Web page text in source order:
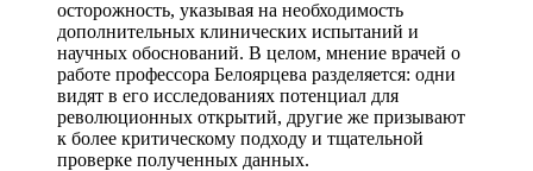
осторожность, указывая на необходимость
дополнительных клинических испытаний и
научных обоснований. В целом, мнение врачей о
работе профессора Белоярцева разделяется: одни
видят в его исследованиях потенциал для
революционных открытий, другие же призывают
к более критическому подходу и тщательной
проверке полученных данных.